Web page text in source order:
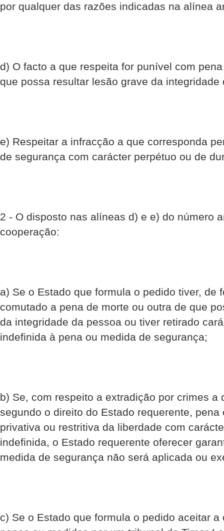
por qualquer das razões indicadas na alínea
d) O facto a que respeita for punível com
que possa resultar lesão grave da integridade
e) Respeitar a infracção a que corresponda
de segurança com carácter perpétuo ou de
2 - O disposto nas alíneas d) e e) do número
cooperação:
a) Se o Estado que formula o pedido tiver, de
comutado a pena de morte ou outra de que
da integridade da pessoa ou tiver retirado
indefinida à pena ou medida de segurança;
b) Se, com respeito a extradição por crimes a
segundo o direito do Estado requerente,
privativa ou restritiva da liberdade com
indefinida, o Estado requerente oferecer
medida de segurança não será aplicada ou
c) Se o Estado que formula o pedido aceitar